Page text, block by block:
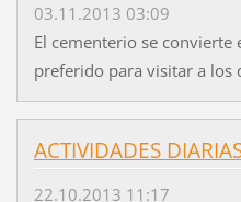
03.11.2013 03:09
El cementerio se convierte
preferido para visitar a los
ACTIVIDADES
22.10.2013 11:17